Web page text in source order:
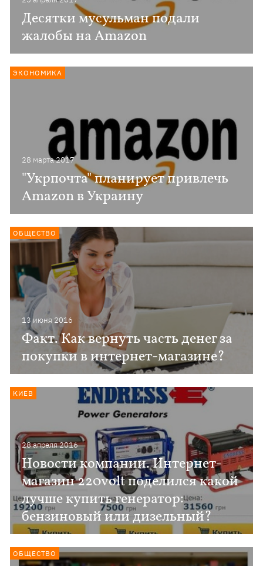
Десятки мусульман подали
жалобы на Amazon
28 марта 2017
"Укрпочта" планирует привлечь
Amazon в Украину
ЭКОНОМИКА
13 июня 2016
Факт. Как вернуть часть денег за
покупки в интернет-магазине?
ОБЩЕСТВО
28 апреля 2016
Новости компании. Интернет-
магазин 220volt поделился какой
лучше купить генератор:
бензиновый или дизельный?
КИЕВ
ОБЩЕСТВО